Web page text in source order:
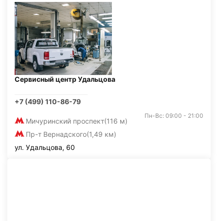
Сервисный центр Удальцова
+7 (499) 110-86-79
Мичуринский проспект(116 м)
Пр-т Вернадского(1,49 км)
Пн-Вс: 09:00 - 21:00
ул. Удальцова, 60